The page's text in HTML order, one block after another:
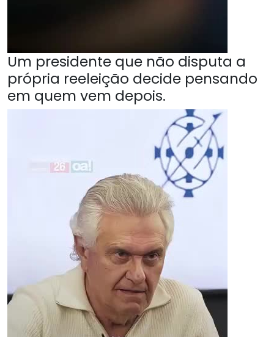
Um presidente que não disputa a
própria reeleição decide pensando
em quem vem depois.